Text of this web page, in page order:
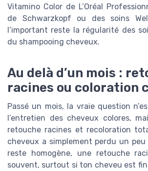
Vitamino Color de L’Oréal
de Schwarzkopf ou des soins
l’important reste la régularité des
du shampooing cheveux.
Au delà d’un mois :
racines ou coloration
Passé un mois, la vraie question
l’entretien des cheveux colores,
retouche racines et recoloration
cheveux a simplement perdu un
reste homogène, une retouche
souvent, surtout si ton cheveu est